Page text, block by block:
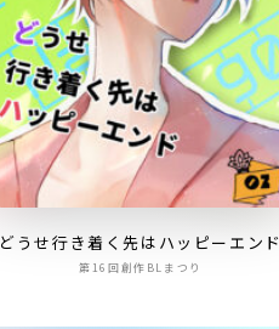
どうせ行き着く先はハッピーエンド
第16回創作BLまつり